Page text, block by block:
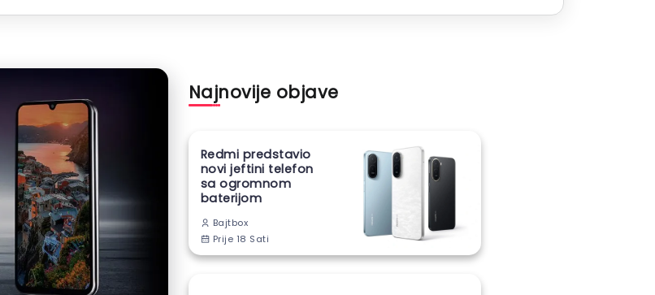
Najnovije objave
Redmi predstavio
novi jeftini telefon
sa ogromnom
baterijom
Bajtbox
Prije 18 Sati